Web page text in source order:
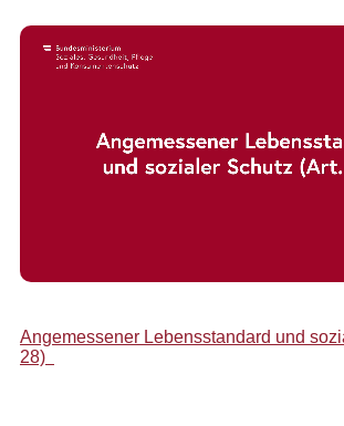
Angemessener Lebensstandard und
28)